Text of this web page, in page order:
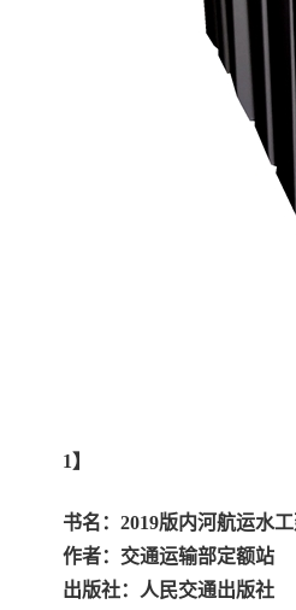
1】
书名：2019版内河航运水
作者：交通运输部定额站
出版社：人民交通出版社